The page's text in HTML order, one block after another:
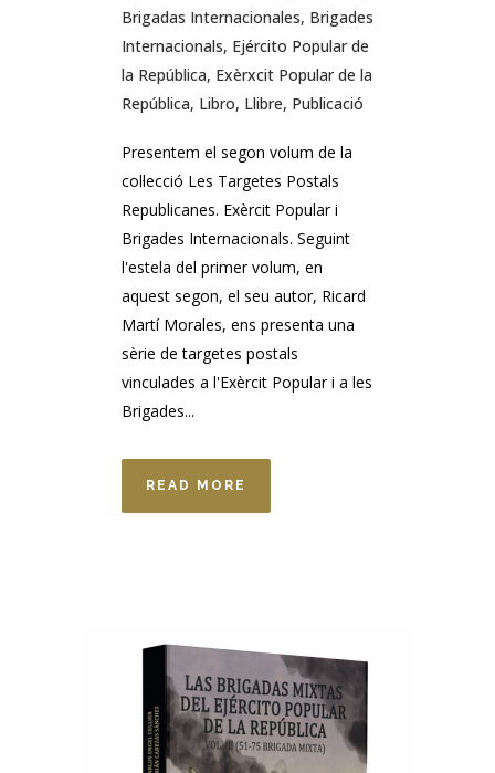
Brigadas Internacionales, Brigades
Internacionals, Ejército Popular de
la República, Exèrxcit Popular de la
República, Libro, Llibre, Publicació
Presentem el segon volum de la
col·lecció Les Targetes Postals
Republicanes. Exèrcit Popular i
Brigades Internacionals. Seguint
l'estela del primer volum, en
aquest segon, el seu autor, Ricard
Martí Morales, ens presenta una
sèrie de targetes postals
vinculades a l'Exèrcit Popular i a les
Brigades...
READ MORE